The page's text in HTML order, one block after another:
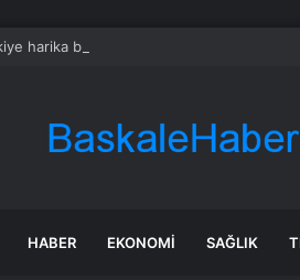
harika bir müttefik, kimse bana F-35
HABER EKONOMI SAĞLIK